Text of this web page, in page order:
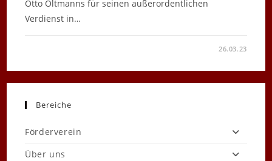
Otto Oltmanns für seinen außerordentlichen
Verdienst in…
FEUERWEHREN
26.03.23
Bereiche
Förderverein
Über uns